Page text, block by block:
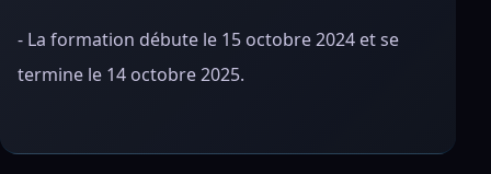
- La formation débute le 15 octobre 2024 et se
termine le 14 octobre 2025.